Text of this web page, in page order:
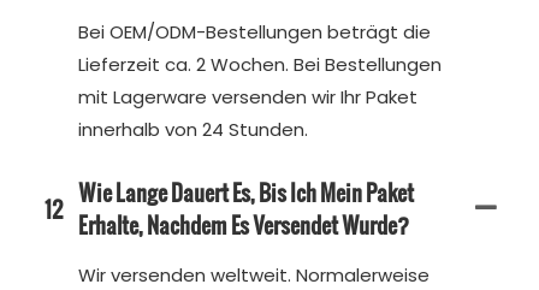
Bei OEM/ODM-Bestellungen beträgt die
Lieferzeit ca. 2 Wochen. Bei Bestellungen
mit Lagerware versenden wir Ihr Paket
innerhalb von 24 Stunden.
12 Wie Lange Dauert Es, Bis Ich Mein Paket
Erhalte, Nachdem Es Versendet Wurde?
Wir versenden weltweit. Normalerweise